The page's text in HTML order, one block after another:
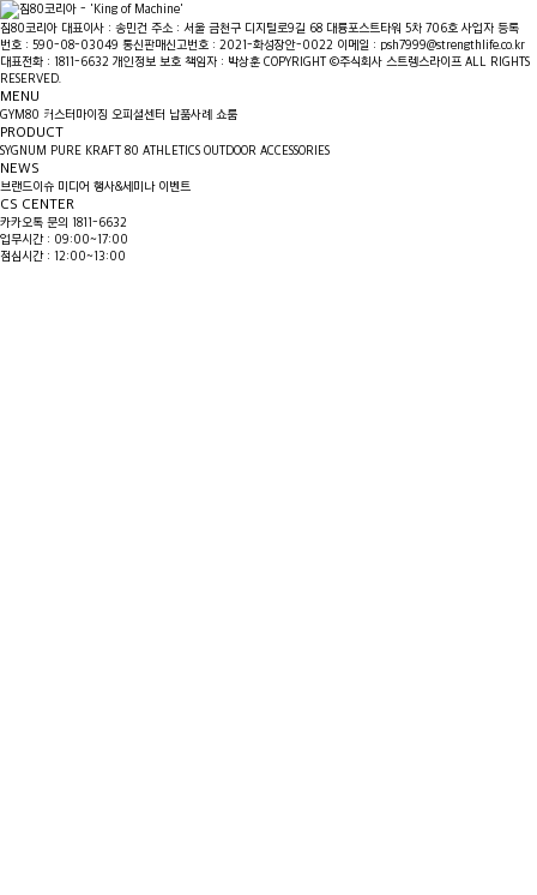
짐80코리아 대표이사 : 송민건 주소 : 서울 금천구 디지털로9길 68 대륭포스트타워 5차 706호 사업자 등록
번호 : 590-08-03049 통신판매신고번호 : 2021-화성장안-0022 이메일 : psh7999@strengthlife.co.kr
대표전화 : 1811-6632 개인정보 보호 책임자 : 박상훈 COPYRIGHT ©주식회사 스트렝스라이프 ALL RIGHTS
RESERVED.
MENU
GYM80 커스터마이징 오피셜센터 납품사례 쇼룸
PRODUCT
SYGNUM PURE KRAFT 80 ATHLETICS OUTDOOR ACCESSORIES
NEWS
브랜드이슈 미디어 행사&세미나 이벤트
CS CENTER
카카오톡 문의 1811-6632
업무시간 : 09:00~17:00
점심시간 : 12:00~13:00